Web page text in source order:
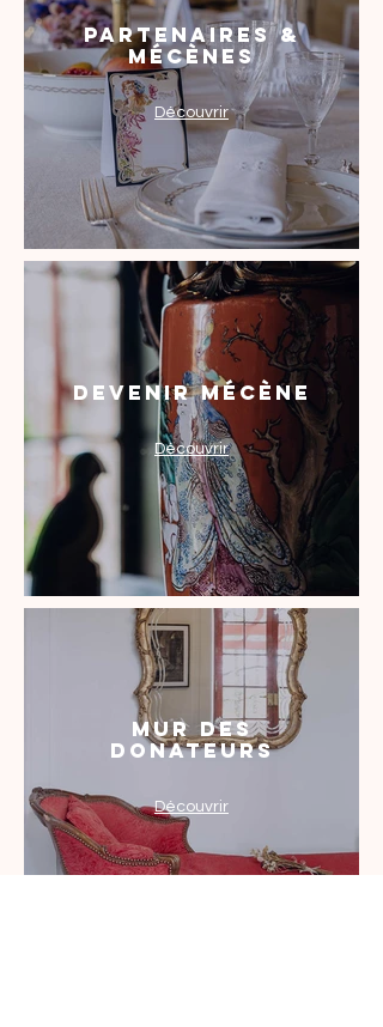
Partenaires &
mécènes
Découvrir
DEVENIR MÉCÈNE
Découvrir
Mur des
donateurs
Découvrir